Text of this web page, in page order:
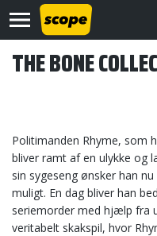
Om
Scope
Kontakt
THE BONE
Politimanden Rhyme, som
bliver ramt af en ulykke og
sin sygeseng ønsker han
muligt. En dag bliver han
seriemorder med hjælp fra
veritabelt skakspil, hvor